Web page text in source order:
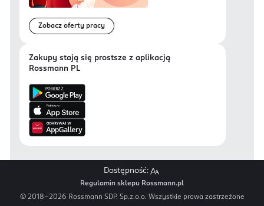
Zobacz oferty pracy
Zakupy stają się prostsze z aplikacją
Rossmann PL
Dostępność:
Regulamin sklepu Rossmann.pl
© 2018-2026 Rossmann SDP. Sp.z.o.o. Wszystkie prawa zastrzeżone